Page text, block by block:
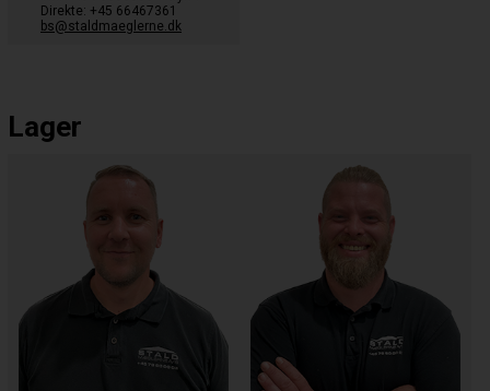
Direkte: +45 66467361
bs@staldmaeglerne.dk
Lager